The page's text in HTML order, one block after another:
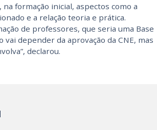
formação inicial, aspectos como a
e a relação teoria e prática.
de professores, que seria uma Base
depender da aprovação da CNE, mas
declarou.